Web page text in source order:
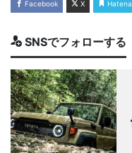
Facebook X Hatena
SNSでフォローする